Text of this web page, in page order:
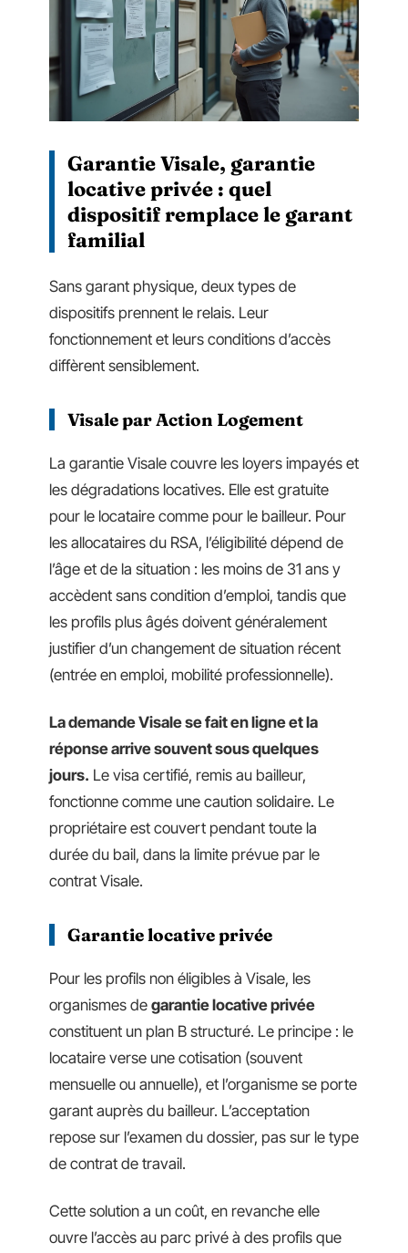
Garantie Visale, garantie
locative privée : quel
dispositif remplace le garant
familial
Sans garant physique, deux types de
dispositifs prennent le relais. Leur
fonctionnement et leurs conditions d’accès
diffèrent sensiblement.
Visale par Action Logement
La garantie Visale couvre les loyers impayés et
les dégradations locatives. Elle est gratuite
pour le locataire comme pour le bailleur. Pour
les allocataires du RSA, l’éligibilité dépend de
l’âge et de la situation : les moins de 31 ans y
accèdent sans condition d’emploi, tandis que
les profils plus âgés doivent généralement
justifier d’un changement de situation récent
(entrée en emploi, mobilité professionnelle).
La demande Visale se fait en ligne et la
réponse arrive souvent sous quelques
jours. Le visa certifié, remis au bailleur,
fonctionne comme une caution solidaire. Le
propriétaire est couvert pendant toute la
durée du bail, dans la limite prévue par le
contrat Visale.
Garantie locative privée
Pour les profils non éligibles à Visale, les
organismes de garantie locative privée
constituent un plan B structuré. Le principe : le
locataire verse une cotisation (souvent
mensuelle ou annuelle), et l’organisme se porte
garant auprès du bailleur. L’acceptation
repose sur l’examen du dossier, pas sur le type
de contrat de travail.
Cette solution a un coût, en revanche elle
ouvre l’accès au parc privé à des profils que